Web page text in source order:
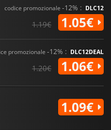
codice promozionale -12% : DLC12
1.19€ 1.05€
promozionale -12% : DLC12DEAL
1.20€ 1.06€
1.09€